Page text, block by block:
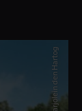
© Marjolein den Hartog